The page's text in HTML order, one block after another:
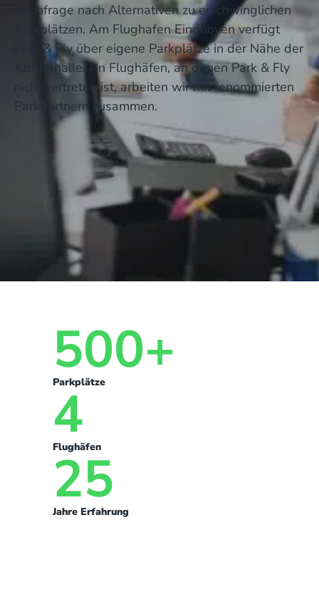
Nachfrage nach Alternativen zu erschwinglichen
Parkplätzen. Am Flughafen Eindhoven verfügt
Park & Fly über eigene Parkplätze in der Nähe der
Abflughalle. An Flughäfen, an denen Park & Fly
nicht vertreten ist, arbeiten wir mit renommierten
Parkpartnern zusammen.
500+
Parkplätze
4
Flughäfen
25
Jahre Erfahrung